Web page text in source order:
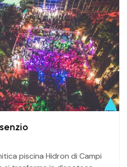
piscina Hidron di Campi